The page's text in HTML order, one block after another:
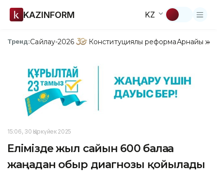
KAZINFORM KZ
Тренд:Сайлау-2026 Конституциялық реформаАрнайы
15:06, 30 Қыркүйек 2025
Елімізде жыл сайын 600 балаға
жаңадан обыр диагнозы қойылады